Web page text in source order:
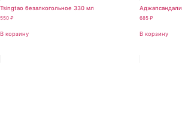
Tsingtao безалкогольное 330 мл
550 ₽
В корзину
Аджапсандали
685 ₽
В корзину